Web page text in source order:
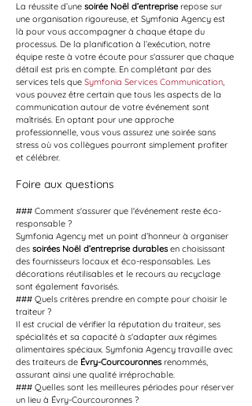
La réussite d’une soirée Noël d’entreprise repose sur
une organisation rigoureuse, et Symfonia Agency est
là pour vous accompagner à chaque étape du
processus. De la planification à l’exécution, notre
équipe reste à votre écoute pour s'assurer que chaque
détail est pris en compte. En complétant par des
services tels que Symfonia Services Communication,
vous pouvez être certain que tous les aspects de la
communication autour de votre événement sont
maîtrisés. En optant pour une approche
professionnelle, vous vous assurez une soirée sans
stress où vos collègues pourront simplement profiter
et célébrer.
Foire aux questions
### Comment s'assurer que l'événement reste éco-
responsable ?
Symfonia Agency met un point d’honneur à organiser
des soirées Noël d’entreprise durables en choisissant
des fournisseurs locaux et éco-responsables. Les
décorations réutilisables et le recours au recyclage
sont également favorisés.
### Quels critères prendre en compte pour choisir le
traiteur ?
Il est crucial de vérifier la réputation du traiteur, ses
spécialités et sa capacité à s'adapter aux régimes
alimentaires spéciaux. Symfonia Agency travaille avec
des traiteurs de Évry-Courcouronnes renommés,
assurant ainsi une qualité irréprochable.
### Quelles sont les meilleures périodes pour réserver
un lieu à Évry-Courcouronnes ?